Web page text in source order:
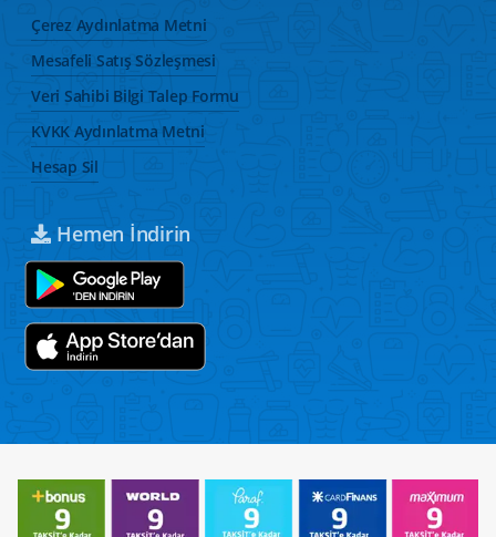
Çerez Aydınlatma Metni
Mesafeli Satış Sözleşmesi
Veri Sahibi Bilgi Talep Formu
KVKK Aydınlatma Metni
Hesap Sil
Hemen İndirin